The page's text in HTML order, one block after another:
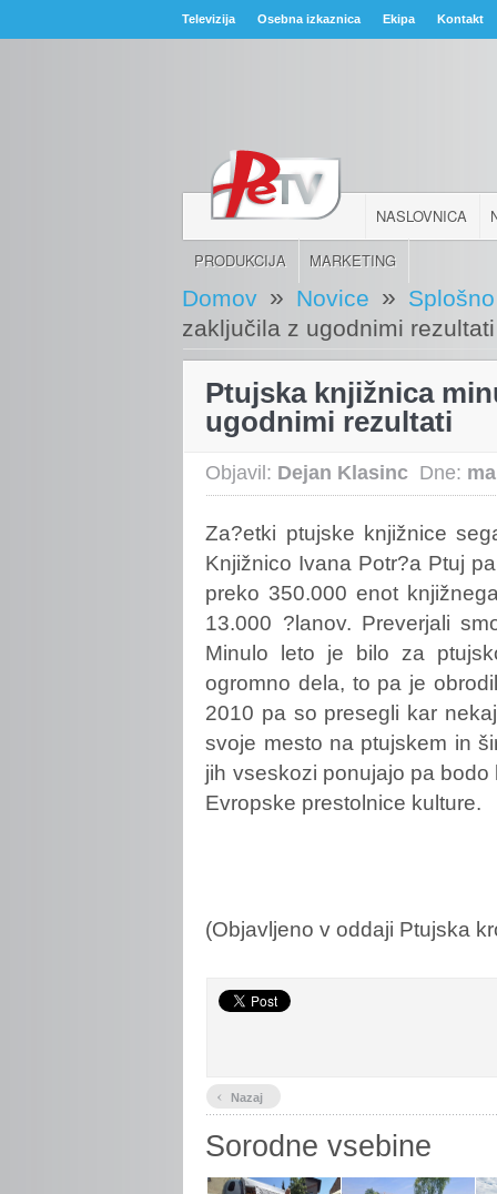
Televizija Osebna izkaznica Ekipa Kontakt
NASLOVNICA
PRODUKCIJA MARKETING
Domov » Novice » Splošno
zaključila z ugodnimi rezultati
Ptujska knjižnica
ugodnimi rezultati
Objavil: Dejan Klasinc Dne:
Za?etki ptujske knjižnice
Knjižnico Ivana Potr?a Ptuj
preko 350.000 enot
13.000 ?lanov. Preverjali
Minulo leto je bilo za
ogromno dela, to pa je
2010 pa so presegli kar
svoje mesto na ptujskem in
jih vseskozi ponujajo pa
Evropske prestolnice kulture.
(Objavljeno v oddaji Ptujska
‹ Nazaj
Sorodne vsebine